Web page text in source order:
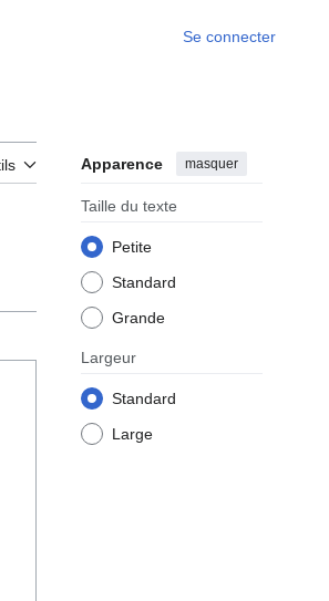
Se connecter
Apparence masquer
Taille du texte
Petite
Standard
Grande
Largeur
Standard
Large